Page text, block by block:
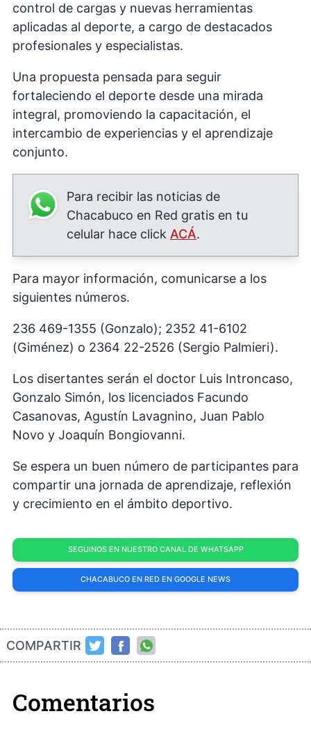
control de cargas y nuevas herramientas
aplicadas al deporte, a cargo de destacados
profesionales y especialistas.
Una propuesta pensada para seguir
fortaleciendo el deporte desde una mirada
integral, promoviendo la capacitación, el
intercambio de experiencias y el aprendizaje
conjunto.
Para recibir las noticias de
Chacabuco en Red gratis en tu
celular hace click ACÁ.
Para mayor información, comunicarse a los
siguientes números.
236 469-1355 (Gonzalo); 2352 41-6102
(Giménez) o 2364 22-2526 (Sergio Palmieri).
Los disertantes serán el doctor Luis Introncaso,
Gonzalo Simón, los licenciados Facundo
Casanovas, Agustín Lavagnino, Juan Pablo
Novo y Joaquín Bongiovanni.
Se espera un buen número de participantes para
compartir una jornada de aprendizaje, reflexión
y crecimiento en el ámbito deportivo.
SEGUINOS EN NUESTRO CANAL DE WHATSAPP
CHACABUCO EN RED EN GOOGLE NEWS
COMPARTIR
Comentarios